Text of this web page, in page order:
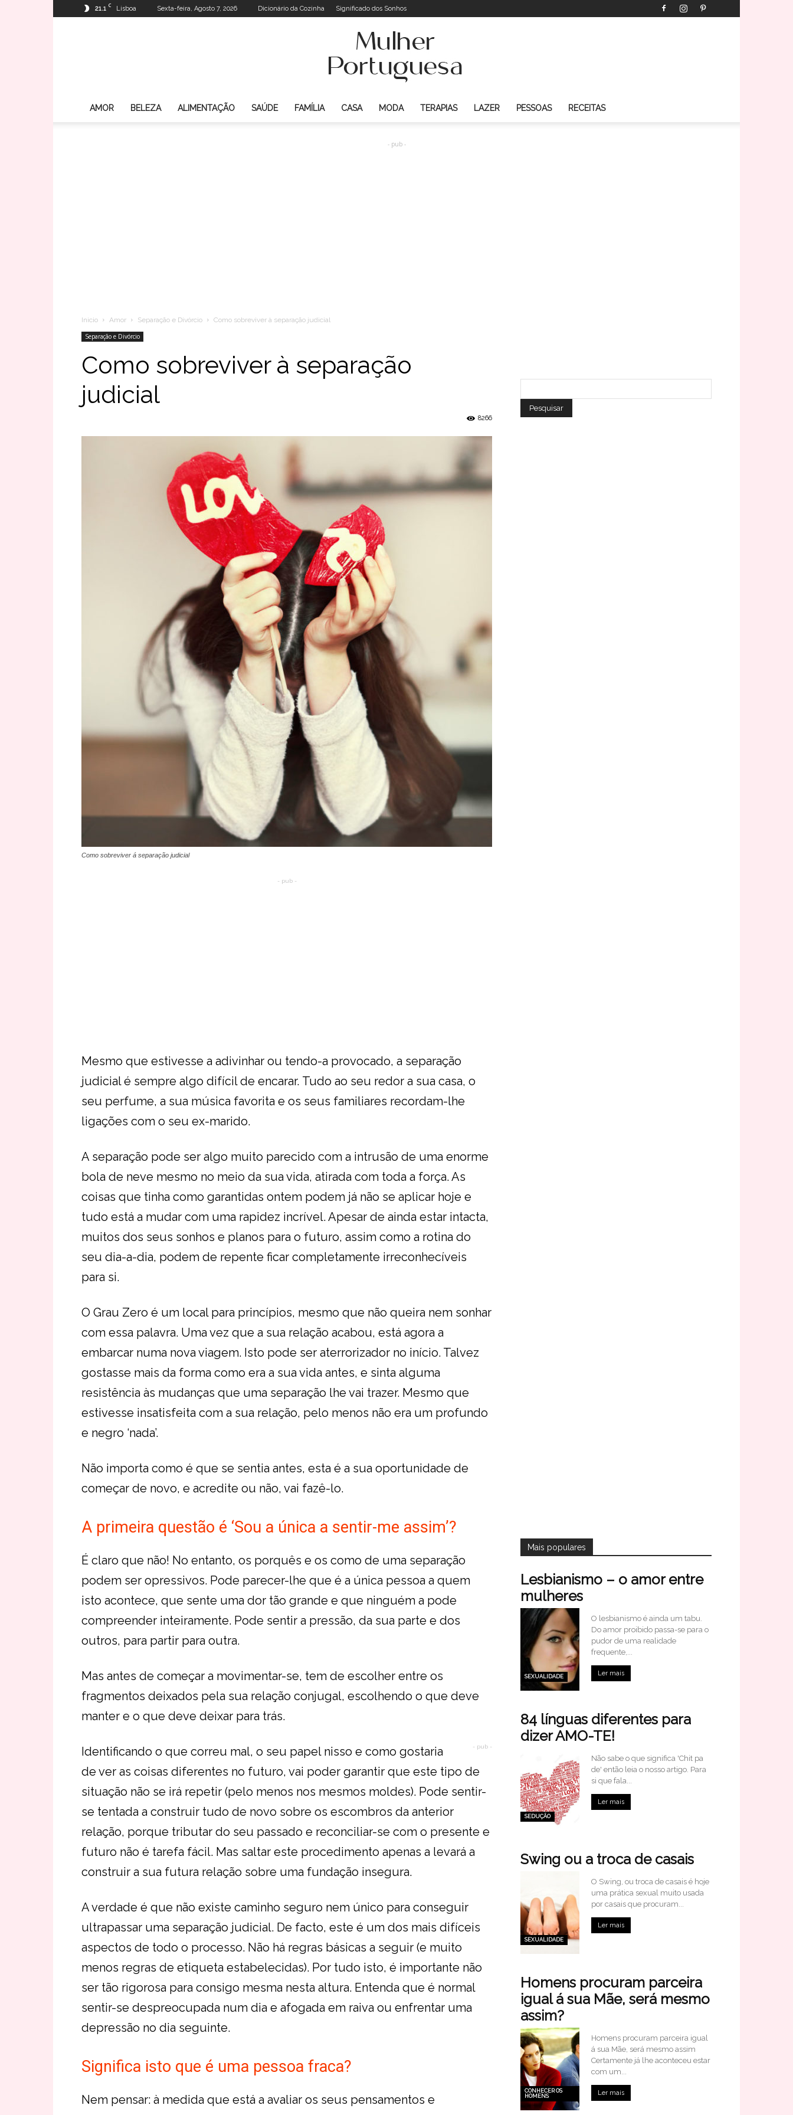
21.1 C Lisboa Sexta-feira, Agosto 7, 2026 Dicionário da Cozinha Significado dos Sonhos
AMOR BELEZA ALIMENTAÇÃO SAÚDE FAMÍLIA CASA MODA TERAPIAS LAZER PESSOAS RECEITAS
- pub -
Inicio Amor Separação e Divórcio
Como sobreviver à separação judicial
Separação e Divórcio
Como sobreviver à separação
judicial
8266
Como sobreviver á separação judicial
- pub -
Mesmo que estivesse a adivinhar ou tendo-a provocado, a separação
judicial é sempre algo difícil de encarar. Tudo ao seu redor a sua casa, o
seu perfume, a sua música favorita e os seus familiares recordam-lhe
ligações com o seu ex-marido.
A separação pode ser algo muito parecido com a intrusão de uma enorme
bola de neve mesmo no meio da sua vida, atirada com toda a força. As
coisas que tinha como garantidas ontem podem já não se aplicar hoje e
tudo está a mudar com uma rapidez incrível. Apesar de ainda estar intacta,
muitos dos seus sonhos e planos para o futuro, assim como a rotina do
seu dia-a-dia, podem de repente ficar completamente irreconhecíveis
para si.
O Grau Zero é um local para princípios, mesmo que não queira nem sonhar
com essa palavra. Uma vez que a sua relação acabou, está agora a
embarcar numa nova viagem. Isto pode ser aterrorizador no início. Talvez
gostasse mais da forma como era a sua vida antes, e sinta alguma
resistência às mudanças que uma separação lhe vai trazer. Mesmo que
estivesse insatisfeita com a sua relação, pelo menos não era um profundo
e negro ‘nada’.
Não importa como é que se sentia antes, esta é a sua oportunidade de
começar de novo, e acredite ou não, vai fazê-lo.
A primeira questão é ‘Sou a única a sentir-me assim’?
É claro que não! No entanto, os porquês e os como de uma separação
podem ser opressivos. Pode parecer-lhe que é a única pessoa a quem
isto acontece, que sente uma dor tão grande e que ninguém a pode
compreender inteiramente. Pode sentir a pressão, da sua parte e dos
outros, para partir para outra.
Mas antes de começar a movimentar-se, tem de escolher entre os
fragmentos deixados pela sua relação conjugal, escolhendo o que deve
manter e o que deve deixar para trás.
- pub -
Identificando o que correu mal, o seu papel nisso e como gostaria
de ver as coisas diferentes no futuro, vai poder garantir que este tipo de
situação não se irá repetir (pelo menos nos mesmos moldes). Pode sentir-
se tentada a construir tudo de novo sobre os escombros da anterior
relação, porque tributar do seu passado e reconciliar-se com o presente e
futuro não é tarefa fácil. Mas saltar este procedimento apenas a levará a
construir a sua futura relação sobre uma fundação insegura.
A verdade é que não existe caminho seguro nem único para conseguir
ultrapassar uma separação judicial. De facto, este é um dos mais difíceis
aspectos de todo o processo. Não há regras básicas a seguir (e muito
menos regras de etiqueta estabelecidas). Por tudo isto, é importante não
ser tão rigorosa para consigo mesma nesta altura. Entenda que é normal
sentir-se despreocupada num dia e afogada em raiva ou enfrentar uma
depressão no dia seguinte.
Significa isto que é uma pessoa fraca?
Nem pensar: à medida que está a avaliar os seus pensamentos e
Mais populares
Lesbianismo – o amor entre
mulheres
SEXUALIDADE
O lesbianismo é ainda um tabu.
Do amor proibido passa-se para o
pudor de uma realidade
frequente,...
Ler mais
84 línguas diferentes para
dizer AMO-TE!
SEDUÇÃO
Não sabe o que significa 'Chit pa
de' então leia o nosso artigo. Para
si que fala...
Ler mais
Swing ou a troca de casais
SEXUALIDADE
O Swing, ou troca de casais é hoje
uma prática sexual muito usada
por casais que procuram...
Ler mais
Homens procuram parceira
igual á sua Mãe, será mesmo
assim?
CONHECER OS
HOMENS
Homens procuram parceira igual
á sua Mãe, será mesmo assim
Certamente já lhe aconteceu estar
com um...
Ler mais